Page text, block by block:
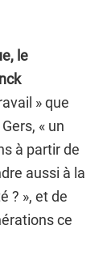
le
» que
« un
à partir de
aussi à la
? », et de
ce